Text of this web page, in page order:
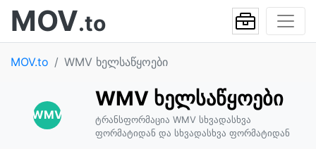
MOV.to
MOV.to WMV ხელსაწყოები
WMV
WMV ხელსაწყოები
ტრანსფორმაცია WMV სხვადასხვა
ფორმატიდან და სხვადასხვა ფორმატიდან